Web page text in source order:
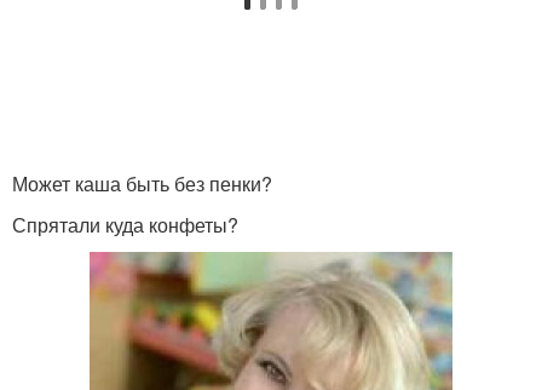
Может каша быть без пенки?
Спрятали куда конфеты?